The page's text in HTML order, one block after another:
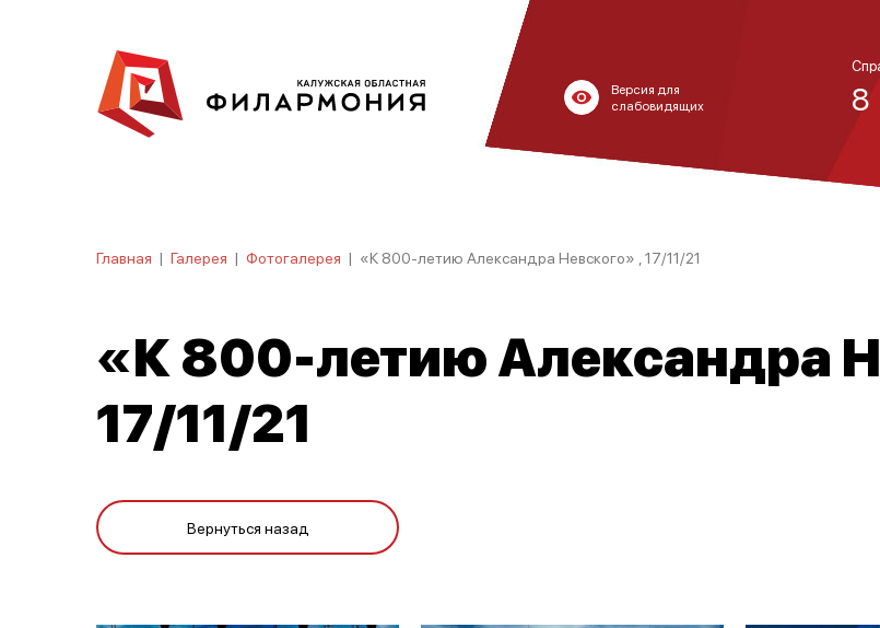
Версия для
слабовидящих
8
Главная | Галерея | Фотогалерея | «К 800-летию Александра Невского» , 17/11/21
«К 800-летию Александра
17/11/21
Вернуться назад